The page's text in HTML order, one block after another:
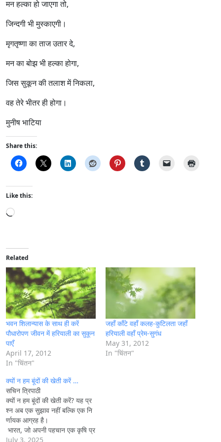
मन हल्का हो जाएगा तो,
जिन्दगी भी मुस्काएगी।
मृगतृष्णा का ताज उतार दे,
मन का बोझ भी हल्का होगा,
जिस सुकून की तलाश में निकला,
वह तेरे भीतर ही होगा।
मुनीष भाटिया
Share this:
Like this:
L
d
i
n
g
…
Related
भवन शिलान्यास के साथ ही करें
पौधारोपण जीवन में हरियाली का सुकून
पाएँ
April 17, 2012
In "चिंतन"
जहाँ काँटे वहाँ कलह-कुटिलता जहाँ
हरियाली वहाँ प्रेम-सुगंध
May 31, 2012
In "चिंतन"
क्यों न हम बूंदों की खेती करें …
सचिन त्रिपाठी
क्यों न हम बूंदों की खेती करें? यह प्र
श्न अब एक सुझाव नहीं बल्कि एक नि
र्णायक आग्रह है।
भारत, जो अपनी पहचान एक कृषि प्र
धान देश के रूप में करता है, आज उस
July 3, 2025